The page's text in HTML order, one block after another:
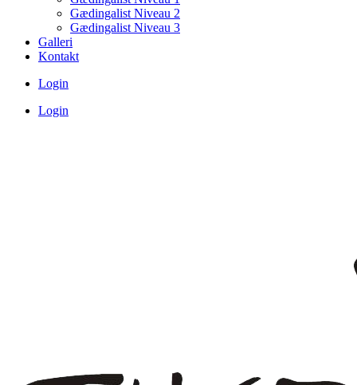
Gædingalist Niveau 2
Gædingalist Niveau 3
Galleri
Kontakt
Login
Login